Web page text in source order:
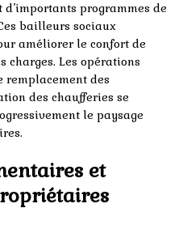
d’importants programmes de
bailleurs sociaux
améliorer le confort de
charges. Les opérations
remplacement des
des chaufferies se
le paysage
et